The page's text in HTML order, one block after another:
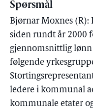
Spørsmål
Bjørnar Moxnes (R):
siden rundt år 2000
gjennomsnittlig lønn
følgende
ledere i kommunal
kommunale etater